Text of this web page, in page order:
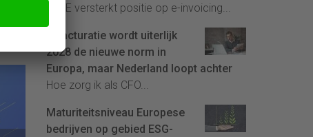
4CEE versterkt positie op e-invoicing...
E-facturatie wordt uiterlijk
2028 de nieuwe norm in
Europa, maar Nederland loopt achter
Hoe zorg ik als CFO...
Maturiteitsniveau Europese
bedrijven op gebied ESG-